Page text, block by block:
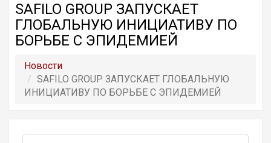
SAFILO GROUP ЗАПУСКАЕТ
ГЛОБАЛЬНУЮ ИНИЦИАТИВУ ПО
БОРЬБЕ С ЭПИДЕМИЕЙ
Новости
SAFILO GROUP ЗАПУСКАЕТ ГЛОБАЛЬНУЮ
ИНИЦИАТИВУ ПО БОРЬБЕ С ЭПИДЕМИЕЙ